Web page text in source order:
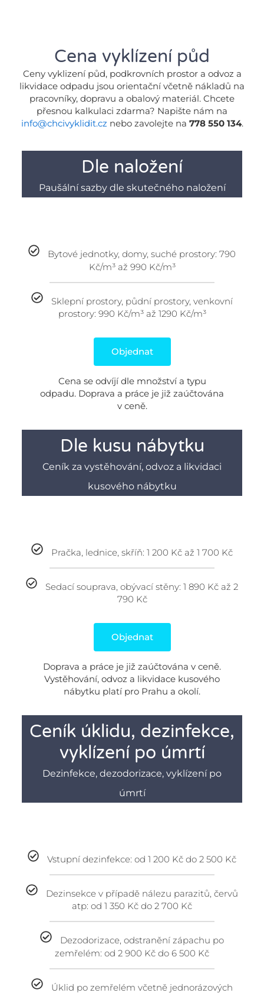
Cena vyklízení půd
Ceny vyklizení půd, podkrovních prostor a odvoz a
likvidace odpadu jsou orientační včetně nákladů na
pracovníky, dopravu a obalový materiál. Chcete
přesnou kalkulaci zdarma? Napište nám na
info@chcivyklidit.cz nebo zavolejte na 778 550 134.
Dle naložení
Paušální sazby dle skutečného naložení
Bytové jednotky, domy, suché prostory: 790
Kč/m³ až 990 Kč/m³
Sklepní prostory, půdní prostory, venkovní
prostory: 990 Kč/m³ až 1290 Kč/m³
Objednat
Cena se odvíjí dle množství a typu
odpadu. Doprava a práce je již zaúčtována
v ceně.
Dle kusu nábytku
Ceník za vystěhování, odvoz a likvidaci
kusového nábytku
Pračka, lednice, skříň: 1 200 Kč až 1 700 Kč
Sedací souprava, obývací stěny: 1 890 Kč až 2
790 Kč
Objednat
Doprava a práce je již zaúčtována v ceně.
Vystěhování, odvoz a likvidace kusového
nábytku platí pro Prahu a okolí.
Ceník úklidu, dezinfekce,
vyklízení po úmrtí
Dezinfekce, dezodorizace, vyklízení po
úmrtí
Vstupní dezinfekce: od 1 200 Kč do 2 500 Kč
Dezinsekce v případě nálezu parazitů, červů
atp: od 1 350 Kč do 2 700 Kč
Dezodorizace, odstranění zápachu po
zemřelém: od 2 900 Kč do 6 500 Kč
Úklid po zemřelém včetně jednorázových